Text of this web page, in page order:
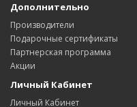
Дополнительно
Производители
Подарочные сертификаты
Партнерская программа
Акции
Личный Кабинет
Личный Кабинет